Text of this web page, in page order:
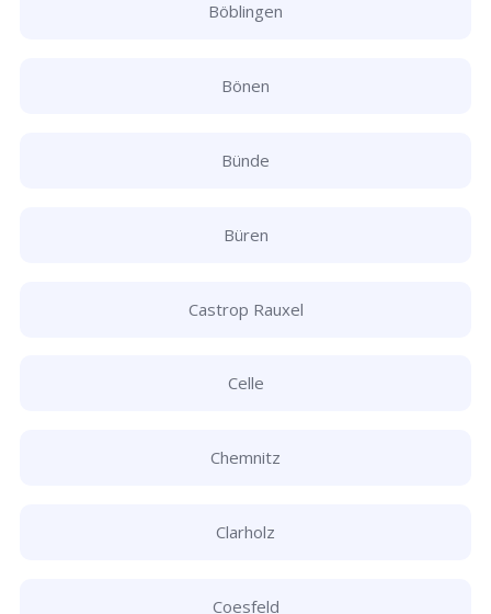
Böblingen
Bönen
Bünde
Büren
Castrop Rauxel
Celle
Chemnitz
Clarholz
Coesfeld